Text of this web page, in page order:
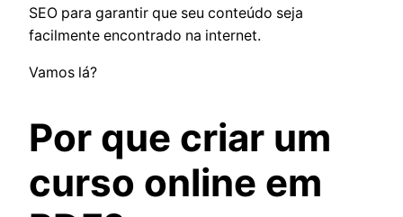
SEO para garantir que seu conteúdo seja
facilmente encontrado na internet.
Vamos lá?
Por que criar um
curso online em